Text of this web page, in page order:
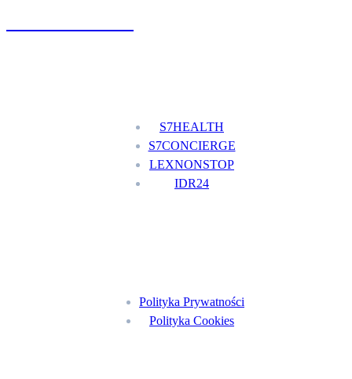
S7HEALTH
S7CONCIERGE
LEXNONSTOP
IDR24
Polityka Prywatności
Polityka Cookies